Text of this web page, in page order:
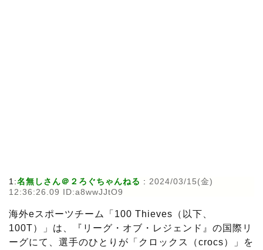
1:名無しさん＠２ろぐちゃんねる : 2024/03/15(金)
12:36:26.09 ID:a8wwJJtO9
海外eスポーツチーム「100 Thieves（以下、
100T）」は、『リーグ・オブ・レジェンド』の国際リ
ーグにて、選手のひとりが「クロックス（crocs）」を